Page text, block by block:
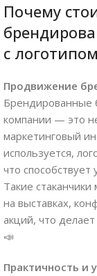
Почему
с
Продвижение
Брендированные
компании — это
маркетинговый
используется,
что
Такие
на выставках,
акций, что
📣
Практичность и